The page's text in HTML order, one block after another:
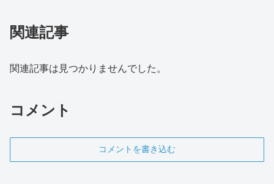
関連記事
関連記事は見つかりませんでした。
コメント
コメントを書き込む